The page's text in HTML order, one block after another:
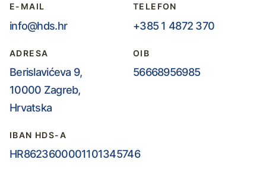
E-MAIL
info@hds.hr
TELEFON
+385 1 4872 370
ADRESA
Berislavićeva 9,
10000 Zagreb,
Hrvatska
OIB
56668956985
IBAN HDS-A
HR8623600001101345746